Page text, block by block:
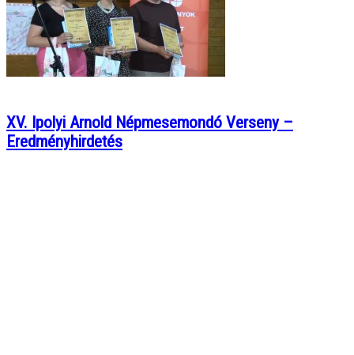
XV. Ipolyi Arnold Népmesemondó Verseny –
Eredményhirdetés